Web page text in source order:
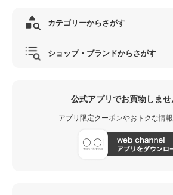
カテゴリーからさがす
ショップ・ブランドからさがす
公式アプリでお買物しませ
アプリ限定クーポンやおトクな情報